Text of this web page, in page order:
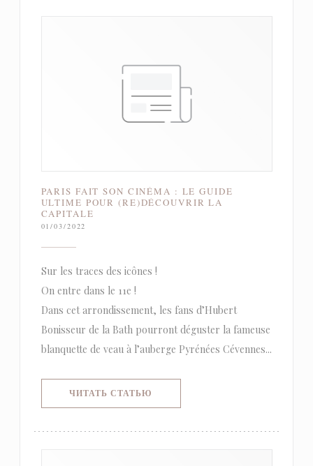
PARIS FAIT SON CINÉMA : LE GUIDE
ULTIME POUR (RE)DÉCOUVRIR LA
CAPITALE
01/03/2022
Sur les traces des icônes !
On entre dans le 11e !
Dans cet arrondissement, les fans d’Hubert
Bonisseur de la Bath pourront déguster la fameuse
blanquette de veau à l’auberge Pyrénées Cévennes...
ЧИТАТЬ СТАТЬЮ